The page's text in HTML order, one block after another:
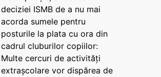
deciziei ISMB de a nu mai
acorda sumele pentru
posturile la plata cu ora din
cadrul cluburilor copiilor:
Multe cercuri de activități
extrașcolare vor dispărea de